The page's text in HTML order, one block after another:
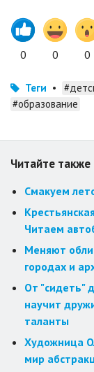
0 0 0
Теги •
#образование
Читайте также
Смакуем
Читаем
Меняют
городах и
От "сидеть"
научит
таланты
Художница
мир